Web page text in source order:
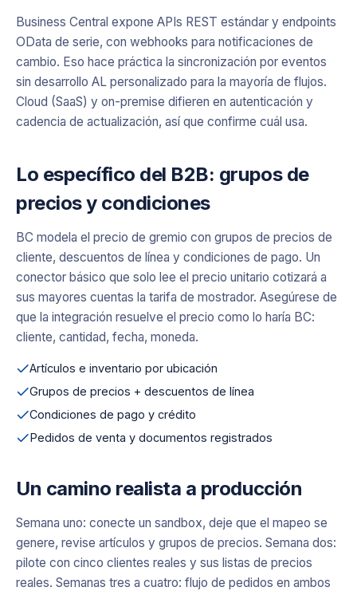
Business Central expone APIs REST estándar y endpoints
OData de serie, con webhooks para notificaciones de
cambio. Eso hace práctica la sincronización por eventos
sin desarrollo AL personalizado para la mayoría de flujos.
Cloud (SaaS) y on-premise difieren en autenticación y
cadencia de actualización, así que confirme cuál usa.
Lo específico del B2B: grupos de
precios y condiciones
BC modela el precio de gremio con grupos de precios de
cliente, descuentos de línea y condiciones de pago. Un
conector básico que solo lee el precio unitario cotizará a
sus mayores cuentas la tarifa de mostrador. Asegúrese de
que la integración resuelve el precio como lo haría BC:
cliente, cantidad, fecha, moneda.
Artículos e inventario por ubicación
Grupos de precios + descuentos de línea
Condiciones de pago y crédito
Pedidos de venta y documentos registrados
Un camino realista a producción
Semana uno: conecte un sandbox, deje que el mapeo se
genere, revise artículos y grupos de precios. Semana dos:
pilote con cinco clientes reales y sus listas de precios
reales. Semanas tres a cuatro: flujo de pedidos en ambos